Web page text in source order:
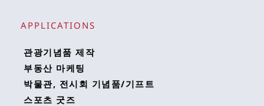
APPLICATIONS
관광기념품 제작
부동산 마케팅
박물관, 전시회 기념품/기프트
스포츠 굿즈